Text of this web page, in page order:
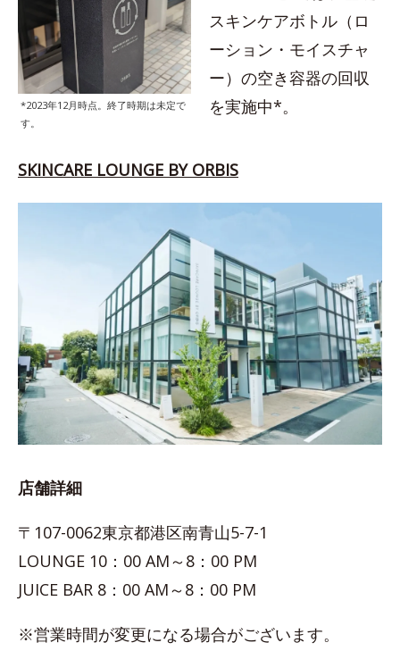
*2023年12月時点。終了時期は未定で
す。
スキンケアボトル（ロ
ーション・モイスチャ
ー）の空き容器の回収
を実施中*。
SKINCARE LOUNGE BY ORBIS
店舗詳細
〒107-0062東京都港区南青山5-7-1
LOUNGE 10：00 AM～8：00 PM
JUICE BAR 8：00 AM～8：00 PM
※営業時間が変更になる場合がございます。